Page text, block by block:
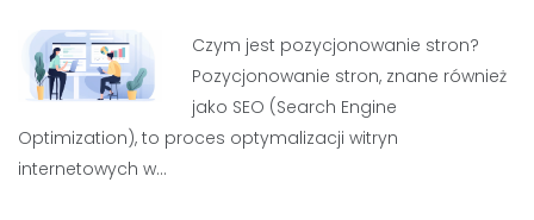
Czym jest pozycjonowanie stron?
Pozycjonowanie stron, znane również
jako SEO (Search Engine
Optimization), to proces optymalizacji witryn
internetowych w…